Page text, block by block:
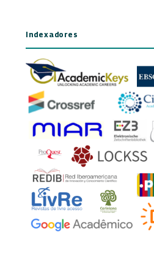
Indexadores